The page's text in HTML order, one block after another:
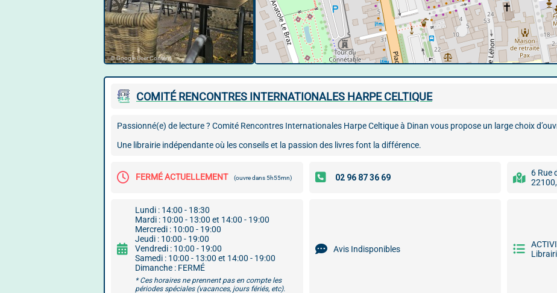
© Google User Content
COMITÉ RENCONTRES INTERNATIONALES HARPE CELTIQUE
Passionné(e) de lecture ? Comité Rencontres Internationales Harpe Celtique à Dinan vous propose un large choix
Une librairie indépendante où les conseils et la passion des livres font la différence.
FERMÉ ACTUELLEMENT (ouvre dans 5h55mn)
6 Rue
Lundi : 14:00 - 18:30
Mardi : 10:00 - 13:00 et 14:00 - 19:00
Mercredi : 10:00 - 19:00
Jeudi : 10:00 - 19:00
Vendredi : 10:00 - 19:00
Samedi : 10:00 - 13:00 et 14:00 - 19:00
Dimanche : FERMÉ
* Ces horaires ne prennent pas en compte les
périodes spéciales (vacances, jours fériés, etc).
Avis Indisponibles